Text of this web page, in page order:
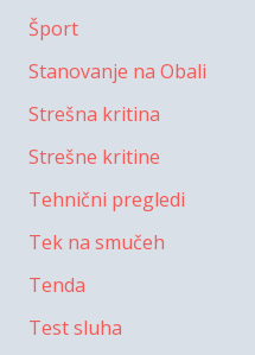
Šport
Stanovanje na Obali
Strešna kritina
Strešne kritine
Tehnični pregledi
Tek na smučeh
Tenda
Test sluha